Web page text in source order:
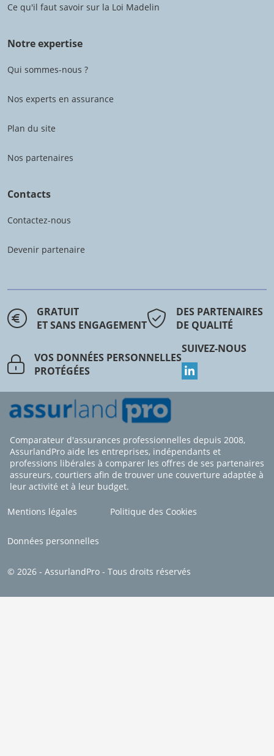
Ce qu'il faut savoir sur la Loi Madelin
Notre expertise
Qui sommes-nous ?
Nos experts en assurance
Plan du site
Nos partenaires
Contacts
Contactez-nous
Devenir partenaire
GRATUIT
ET SANS ENGAGEMENT
DES PARTENAIRES
DE QUALITÉ
VOS DONNÉES PERSONNELLES
PROTÉGÉES
SUIVEZ-NOUS
Comparateur d'assurances professionnelles depuis 2008,
AssurlandPro aide les entreprises, indépendants et
professions libérales à comparer les offres de ses partenaires
assureurs, courtiers afin de trouver une couverture adaptée à
leur activité et à leur budget.
Mentions légales Politique des Cookies
Données personnelles
© 2026 - AssurlandPro - Tous droits réservés